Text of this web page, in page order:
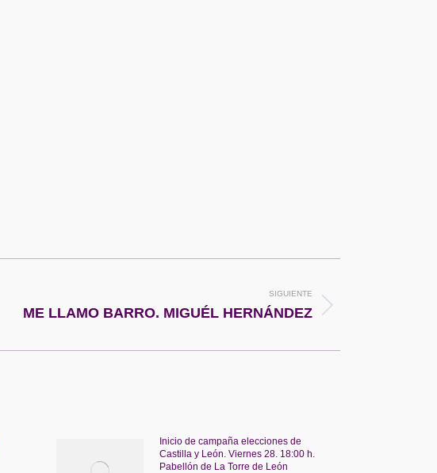
SIGUIENTE
ME LLAMO BARRO. MIGUÉL HERNÁNDEZ
Inicio de campaña elecciones de
Castilla y León. Viernes 28. 18:00 h.
Pabellón de La Torre de León